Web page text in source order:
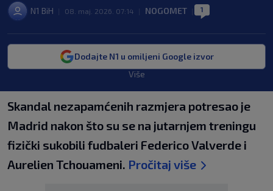
N1 BiH 08. maj. 2026. 07:14 NOGOMET 1
Dodajte N1 u omiljeni Google izvor
Više
Skandal nezapamćenih razmjera potresao je
Madrid nakon što su se na jutarnjem treningu
fizički sukobili fudbaleri Federico Valverde i
Aurelien Tchouameni. Pročitaj više